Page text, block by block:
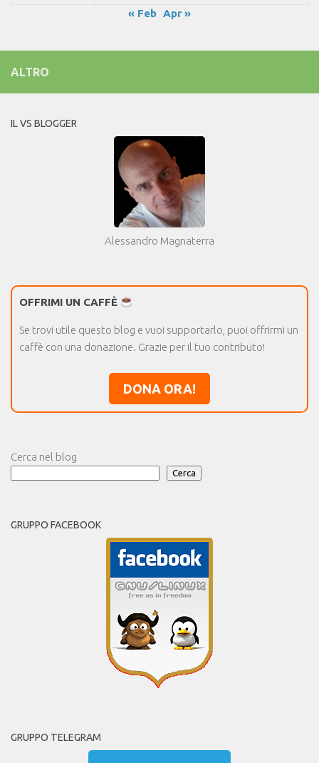
« Feb Apr »
ALTRO
IL VS BLOGGER
Alessandro Magnaterra
OFFRIMI UN CAFFÈ
Se trovi utile questo blog e vuoi supportarlo, puoi offrirmi un
caffè con una donazione. Grazie per il tuo contributo!
DONA ORA!
Cerca nel blog
Cerca
GRUPPO FACEBOOK
GRUPPO TELEGRAM